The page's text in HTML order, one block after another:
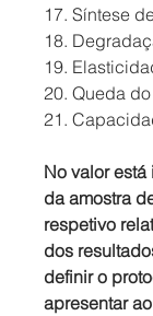
17. Síntese
18.
19.
20. Queda
21.
No valor
da amostra
respetivo
dos
definir o
apresentar